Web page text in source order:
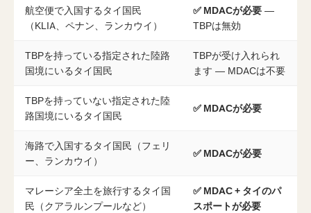
航空便で入国するタイ国民
（KLIA、ペナン、ランカウイ）
✅ MDACが必要 —
TBPは無効
TBPを持っている指定された陸路
国境にいるタイ国民
TBPが受け入れられ
ます — MDACは不要
TBPを持っていない指定された陸
路国境にいるタイ国民
✅ MDACが必要
海路で入国するタイ国民（フェリ
ー、ランカウイ）
✅ MDACが必要
マレーシア全土を旅行するタイ国
民（クアラルンプールなど）
✅ MDAC + タイのパ
スポートが必要